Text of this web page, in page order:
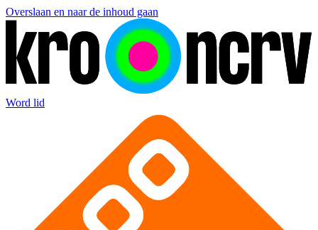
Overslaan en naar de inhoud gaan
Word lid